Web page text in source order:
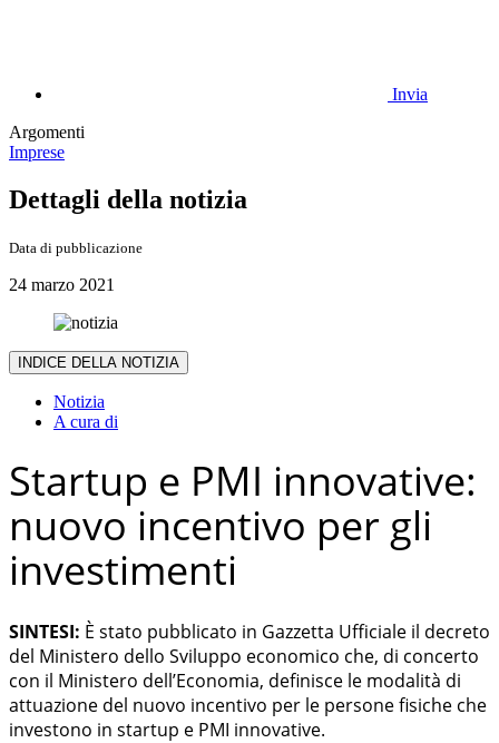
Invia
Argomenti
Imprese
Dettagli della notizia
Data di pubblicazione
24 marzo 2021
INDICE DELLA NOTIZIA
Notizia
A cura di
Startup e PMI innovative:
nuovo incentivo per gli
investimenti
SINTESI: È stato pubblicato in Gazzetta Ufficiale il decreto
del Ministero dello Sviluppo economico che, di concerto
con il Ministero dell’Economia, definisce le modalità di
attuazione del nuovo incentivo per le persone fisiche che
investono in startup e PMI innovative.